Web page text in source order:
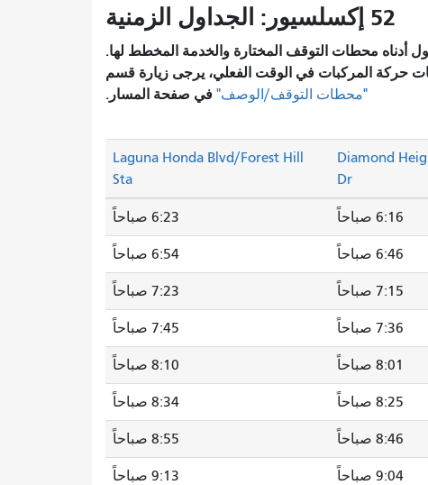
52 إكسلسيور: الجداول الزمنية
أدناه محطات التوقف المختارة والخدمة المخطط لها.
حركة المركبات في الوقت الفعلي، يرجى زيارة قسم
"محطات التوقف/الوصف" في صفحة المسار.
Diamond
Dr
Laguna Honda Blvd/Forest Hill
Sta
6:16 صباحاً 6:23 صباحاً
6:46 صباحاً 6:54 صباحاً
7:15 صباحاً 7:23 صباحاً
7:36 صباحاً 7:45 صباحاً
8:01 صباحاً 8:10 صباحاً
8:25 صباحاً 8:34 صباحاً
8:46 صباحاً 8:55 صباحاً
9:04 صباحاً 9:13 صباحاً